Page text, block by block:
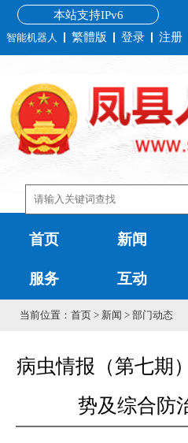
本站支持IPv6
智能机器人 繁體版 登录 注册
首页 新闻
服务 互动
当前位置： 首页 > 新闻 > 部门动态
病虫情报（第七期
势及综合防